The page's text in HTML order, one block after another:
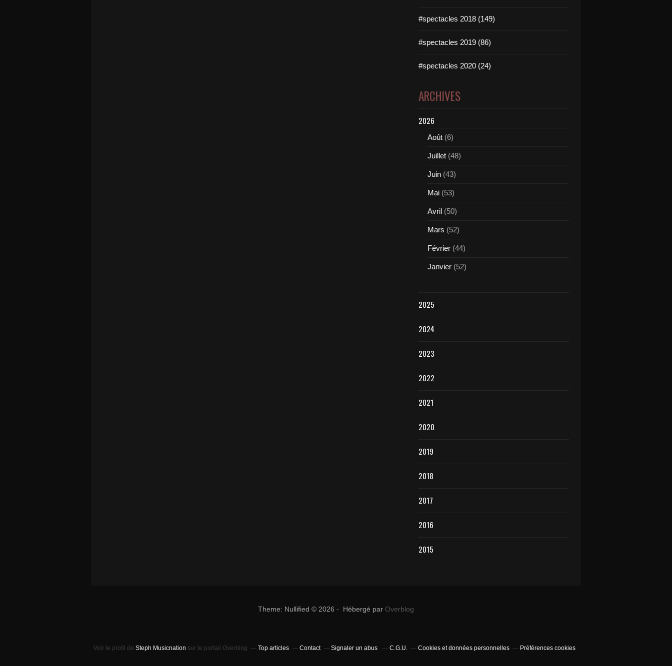
#spectacles 2018 (149)
#spectacles 2019 (86)
#spectacles 2020 (24)
ARCHIVES
2026
Août (6)
Juillet (48)
Juin (43)
Mai (53)
Avril (50)
Mars (52)
Février (44)
Janvier (52)
2025
2024
2023
2022
2021
2020
2019
2018
2017
2016
2015
Theme: Nullified © 2026 - Hébergé par Overblog
Voir le profil de Steph Musicnation sur le portail Overblog Top articles Contact Signaler un abus C.G.U. Cookies et données personnelles Préférences cookies